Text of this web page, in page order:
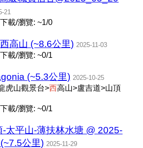
21
載/瀏覽: ~1/0
高山 (~8.6公里) 2025-11-03
載/瀏覽: ~0/1
(~5.3公里) 2025-10-25
虎山觀景台>西高山>盧吉道>山頂
載/瀏覽: ~0/1
-太平山-薄扶林水塘 @ 2025-
公里) 2025-11-29